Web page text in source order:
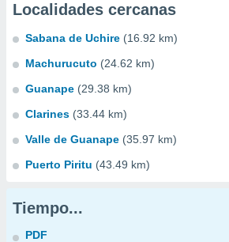
Localidades cercanas
Sabana de Uchire (16.92 km)
Machurucuto (24.62 km)
Guanape (29.38 km)
Clarines (33.44 km)
Valle de Guanape (35.97 km)
Puerto Piritu (43.49 km)
Tiempo...
PDF